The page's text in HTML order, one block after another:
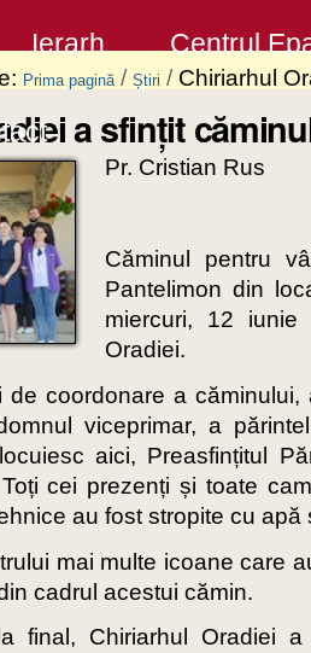
Ierarh Centrul
Prima pagină / Știri / Chiriarhul
a sfințit
Pr. Cristian Rus
Căminul pentru
Pantelimon din
miercuri, 12 iunie
Oradiei.
de coordonare a
viceprimar, a
aici, Preasfințitul
cei prezenți și toate
au fost stropite cu
mai multe icoane care
cadrul acestui cămin.
final, Chiriarhul Oradiei